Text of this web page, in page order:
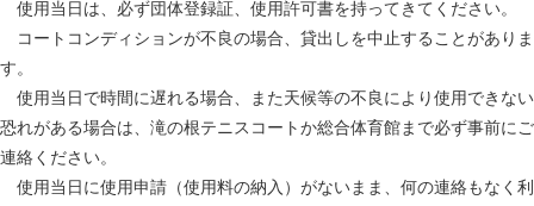
使用当日は、必ず団体登録証、使用許可書を持ってきてください。
コートコンディションが不良の場合、貸出しを中止することがありま
す。
使用当日で時間に遅れる場合、また天候等の不良により使用できない
恐れがある場合は、滝の根テニスコートか総合体育館まで必ず事前にご
連絡ください。
使用当日に使用申請（使用料の納入）がないまま、何の連絡もなく利